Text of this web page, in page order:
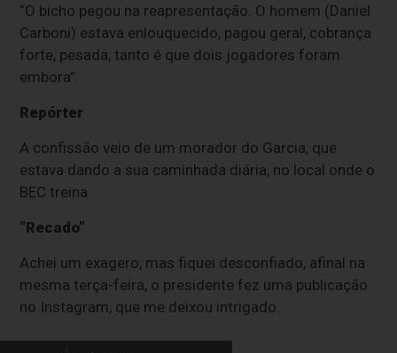
“O bicho pegou na reapresentação. O homem (Daniel
Carboni) estava enlouquecido, pagou geral, cobrança
forte, pesada, tanto é que dois jogadores foram
embora”.
Repórter
A confissão veio de um morador do Garcia, que
estava dando a sua caminhada diária, no local onde o
BEC treina
“Recado”
Achei um exagero, mas fiquei desconfiado, afinal na
mesma terça-feira, o presidente fez uma publicação
no Instagram, que me deixou intrigado.